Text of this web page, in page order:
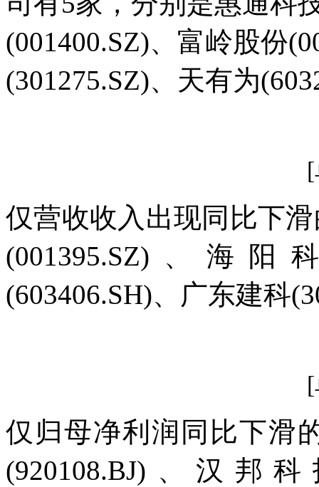
(001400.SZ)、富岭股份
(301275.SZ)、天有为
仅营收收入出现同比下
(001395.SZ)、海阳
(603406.SH)、广东建科
仅归母净利润同比下滑
(920108.BJ)、汉邦